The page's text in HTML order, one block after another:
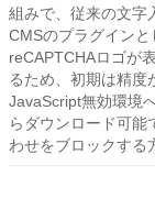
組みで、従来の文字
CMSのプラグイン
reCAPTCHAロゴが
るため、初期は精度
JavaScript無効環境
らダウンロード可能
わせをブロックする